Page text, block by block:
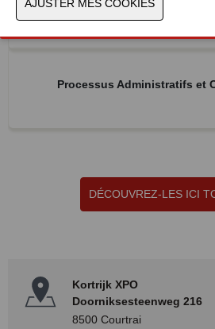
Analyse des données et
Processus Administratifs et
DÉCOUVREZ-LES ICI
Kortrijk XPO
Doorniksesteenweg 216
8500 Courtrai